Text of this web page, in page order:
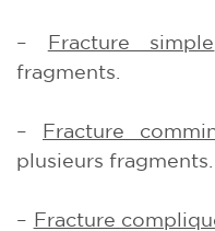
– Fracture simple
fragments.
– Fracture
plusieurs fragments.
– Fracture